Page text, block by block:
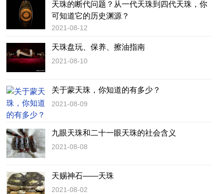
天珠的断代问题？从一代天珠到四代天珠，你
可知道它的历史渊源？
2021-08-12
天珠盘玩、保养、擦油指南
2021-08-10
关于蒙天珠，你知道的有多少？
2021-08-09
九眼天珠和二十一眼天珠的社会含义
2021-08-08
天赐神石——天珠
2021-08-02